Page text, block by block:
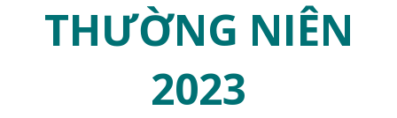
THƯỜNG NIÊN
2023